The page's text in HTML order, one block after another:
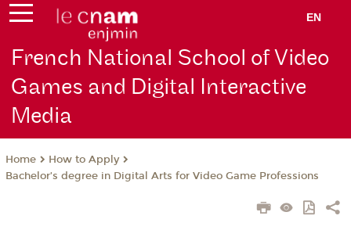
EN
French National School of Video
Games and Digital Interactive
Media
Home
How to Apply
Bachelor’s degree in Digital Arts for Video Game Professions